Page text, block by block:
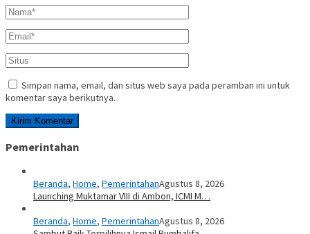
Simpan nama, email, dan situs web saya pada peramban ini untuk
komentar saya berikutnya.
Pemerintahan
Beranda, Home, PemerintahanAgustus 8, 2026
Launching Muktamar VIII di Ambon, ICMI M…
Beranda, Home, PemerintahanAgustus 8, 2026